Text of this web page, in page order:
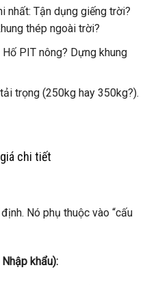
nhất: Tận dụng giếng trời?
thép ngoài trời?
PIT nông? Dựng khung
trọng (250kg hay 350kg?).
chi tiết
Nó phụ thuộc vào “cấu
khẩu):